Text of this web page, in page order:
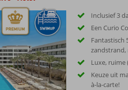
Inclusief 3
Een Curio
Fantastisch
zandstrand,
Luxe, ruime
Keuze uit
à-la-carte!